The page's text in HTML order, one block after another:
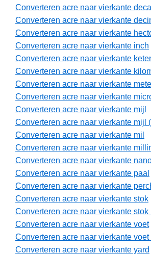
Converteren acre naar vierkante
Converteren acre naar vierkante
Converteren acre naar vierkante
Converteren acre naar vierkante inch
Converteren acre naar vierkante
Converteren acre naar vierkante
Converteren acre naar vierkante
Converteren acre naar vierkante
Converteren acre naar vierkante mijl
Converteren acre naar vierkante mijl
Converteren acre naar vierkante mil
Converteren acre naar vierkante
Converteren acre naar vierkante
Converteren acre naar vierkante paal
Converteren acre naar vierkante
Converteren acre naar vierkante stok
Converteren acre naar vierkante
Converteren acre naar vierkante voet
Converteren acre naar vierkante
Converteren acre naar vierkante yard